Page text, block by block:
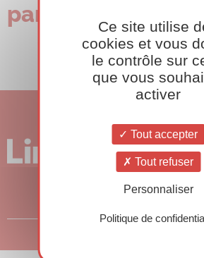
partner_img-3-
Ce site utilise
cookies et vous
le contrôle sur
que vous
activer
Tout accepter
Tout refuser
Personnaliser
Politique de